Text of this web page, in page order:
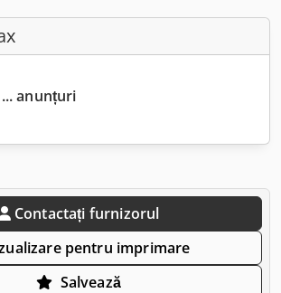
anunțuri
Contactați furnizorul
pentru imprimare
Salvează